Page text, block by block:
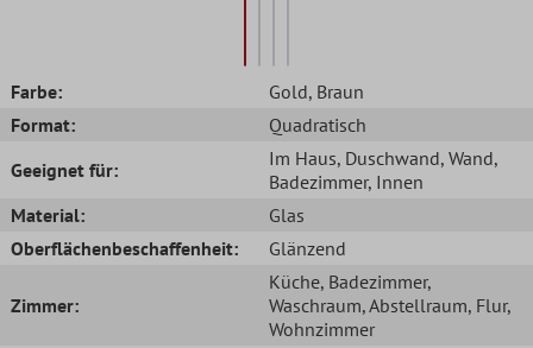
Farbe: Gold, Braun
Format:
Quadratisch
Geeignet für:
Im Haus, Duschwand, Wand,
Badezimmer, Innen
Material:
Glas
Oberflächenbeschaffenheit:
Glänzend
Zimmer:
Küche, Badezimmer,
Waschraum, Abstellraum, Flur,
Wohnzimmer